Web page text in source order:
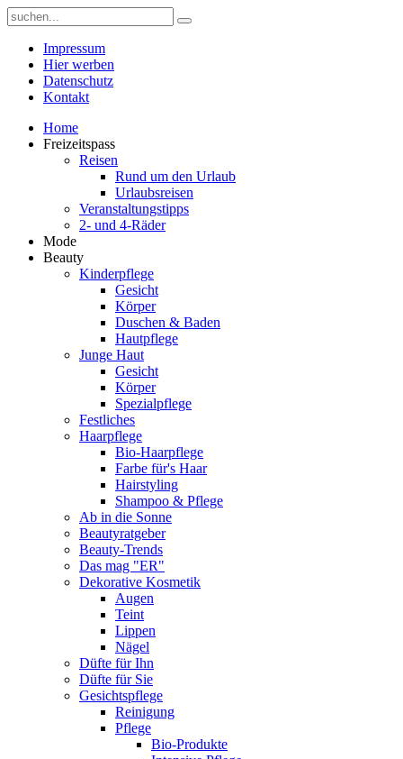
Impressum
Hier werben
Datenschutz
Kontakt
Home
Freizeitspass
Reisen
Rund um den Urlaub
Urlaubsreisen
Veranstaltungstipps
2- und 4-Räder
Mode
Beauty
Kinderpflege
Gesicht
Körper
Duschen & Baden
Hautpflege
Junge Haut
Gesicht
Körper
Spezialpflege
Festliches
Haarpflege
Bio-Haarpflege
Farbe für's Haar
Hairstyling
Shampoo & Pflege
Ab in die Sonne
Beautyratgeber
Beauty-Trends
Das mag "ER"
Dekorative Kosmetik
Augen
Teint
Lippen
Nägel
Düfte für Ihn
Düfte für Sie
Gesichtspflege
Reinigung
Pflege
Bio-Produkte